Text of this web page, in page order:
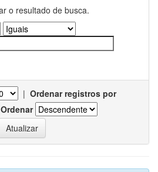
o resultado de busca.
| Ordenar registros por
Ordenar